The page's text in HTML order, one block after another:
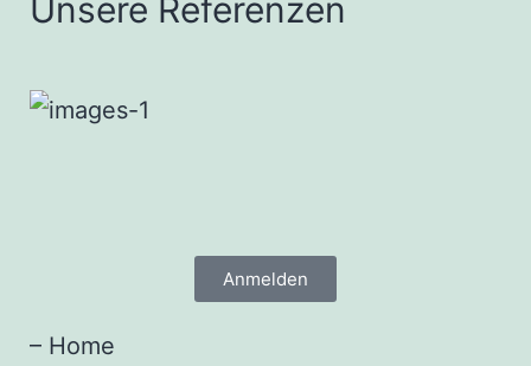
Unsere Referenzen
Anmelden
– Home